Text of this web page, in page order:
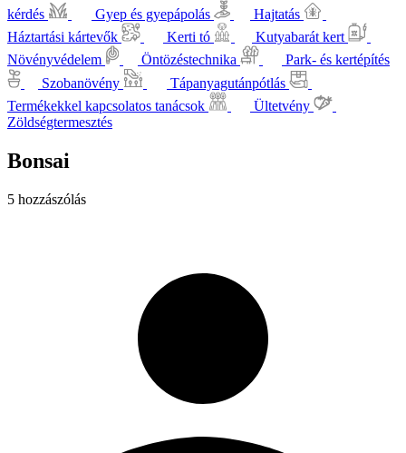
kérdés
Gyep és gyepápolás
Hajtatás
Háztartási kártevők
Kerti tó
Kutyabarát kert
Növényvédelem
Öntözéstechnika
Park- és kertépítés
Szobanövény
Tápanyagutánpótlás
Termékekkel kapcsolatos tanácsok
Ültetvény
Zöldségtermesztés
Bonsai
5 hozzászólás